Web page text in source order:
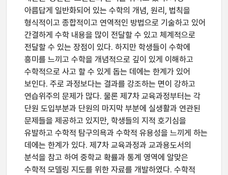
아름답게 일반화되어 있는 수학의 개념, 원리, 법칙을
형식적이고 종합적이고 연역적인 방법으로 기술하고 있어
간결하게 수학 내용을 많이 전달할 수 있고 체계적으로
전달할 수 있는 장점이 있다. 하지만 학생들이 수학에
흥미를 느끼고 수학을 개념적으로 깊이 있게 이해하고
수학적으로 사고 할 수 있게 돕는 데에는 한계가 있어
보인다. 주로 과정보다는 결과를 강조하는 면이 강하고
연습위주의 문제가 많다. 물론 제7차 교육과정부터는 각
단원 도입부분과 단원의 마지막 부분에 실생활과 연관된
문제들을 제공하고 있지만, 학생들의 지적 호기심을
유발하고 수학적 탐구의욕과 수학적 유용성을 느끼게 하는
데에는 한계가 있다. 제7차 교육과정과 교과용도서의
분석을 참고 하여 중학교 확률과 통계 영역에 알맞은
수학적 모델링 지도를 위한 자료를 개발하였다. 수학적